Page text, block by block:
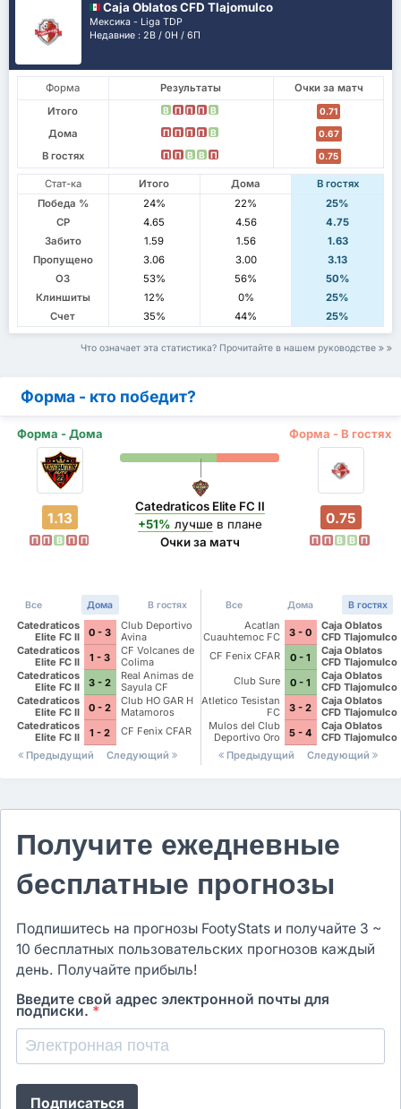
Caja Oblatos CFD Tlajomulco
Мексика - Liga TDP
Недавние : 2В / 0Н / 6П
Форма Результаты
Очки за матч
Итого
В П П П В 0.71
Дома П П П П В 0.67
В гостях П П В В П 0.75
Стат-ка Итого Дома
В гостях
Победа %
24% 22%
25%
СР
4.65 4.56
4.75
Забито
1.59 1.56
1.63
Пропущено
3.06 3.00
3.13
ОЗ
53% 56%
50%
Клиншиты
12% 0%
25%
Счет
35% 44% 25%
Что означает эта статистика? Прочитайте в нашем руководстве
Форма - кто победит?
Форма - Дома Форма - В гостях
1.13
П П В П П
Catedraticos Elite FC II
+51% лучше в плане
Очки за матч
0.75
П П В В П
Все Дома В гостях
Catedraticos
Elite FC II
0 - 3
Club Deportivo
Avina
Catedraticos
Elite FC II
1 - 3
CF Volcanes de
Colima
Deportivo Tala
Catedraticos
Elite FC II
3 - 2
Real Animas de
Sayula CF
Catedraticos
Elite FC II
0 - 2
Club HO GAR H
Matamoros
Gavilanes FC
Matamoros II
Catedraticos
Elite FC II
1 - 2
CF Fenix CFAR
Предыдущий
Следующий
Все Дома В гостях
Acatlan
Cuauhtemoc FC
3 - 0
Caja Oblatos
CFD Tlajomulco
CF Fenix CFAR
0 - 1
Caja Oblatos
CFD Tlajomulco
Club Sure
0 - 1
Caja Oblatos
CFD Tlajomulco
Atletico Tesistan
FC
3 - 2
Caja Oblatos
CFD Tlajomulco
Mulos del Club
Deportivo Oro
5 - 4
Caja Oblatos
CFD Tlajomulco
Предыдущий
Следующий
Получите ежедневные
бесплатные прогнозы
Подпишитесь на прогнозы FootyStats и получайте 3 ~
10 бесплатных пользовательских прогнозов каждый
день. Получайте прибыль!
Введите свой адрес электронной почты для
подписки. *
Подписаться